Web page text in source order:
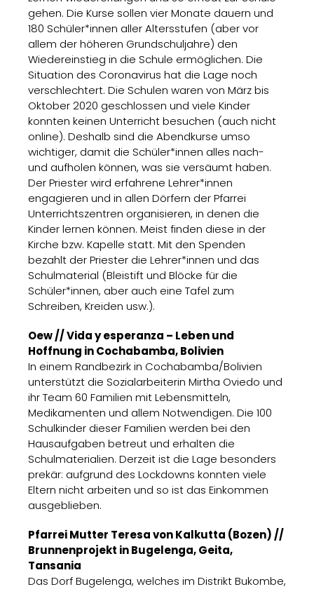
gehen. Die Kurse sollen vier Monate dauern und
180 Schüler*innen aller Altersstufen (aber vor
allem der höheren Grundschuljahre) den
Wiedereinstieg in die Schule ermöglichen. Die
Situation des Coronavirus hat die Lage noch
verschlechtert. Die Schulen waren von März bis
Oktober 2020 geschlossen und viele Kinder
konnten keinen Unterricht besuchen (auch nicht
online). Deshalb sind die Abendkurse umso
wichtiger, damit die Schüler*innen alles nach-
und aufholen können, was sie versäumt haben.
Der Priester wird erfahrene Lehrer*innen
engagieren und in allen Dörfern der Pfarrei
Unterrichtszentren organisieren, in denen die
Kinder lernen können. Meist finden diese in der
Kirche bzw. Kapelle statt. Mit den Spenden
bezahlt der Priester die Lehrer*innen und das
Schulmaterial (Bleistift und Blöcke für die
Schüler*innen, aber auch eine Tafel zum
Schreiben, Kreiden usw.).
Oew // Vida y esperanza – Leben und
Hoffnung in Cochabamba, Bolivien
In einem Randbezirk in Cochabamba/Bolivien
unterstützt die Sozialarbeiterin Mirtha Oviedo und
ihr Team 60 Familien mit Lebensmitteln,
Medikamenten und allem Notwendigen. Die 100
Schulkinder dieser Familien werden bei den
Hausaufgaben betreut und erhalten die
Schulmaterialien. Derzeit ist die Lage besonders
prekär: aufgrund des Lockdowns konnten viele
Eltern nicht arbeiten und so ist das Einkommen
ausgeblieben.
Pfarrei Mutter Teresa von Kalkutta (Bozen) //
Brunnenprojekt in Bugelenga, Geita,
Tansania
Das Dorf Bugelenga, welches im Distrikt Bukombe,